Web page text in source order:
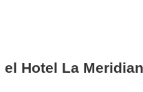
Hotel La